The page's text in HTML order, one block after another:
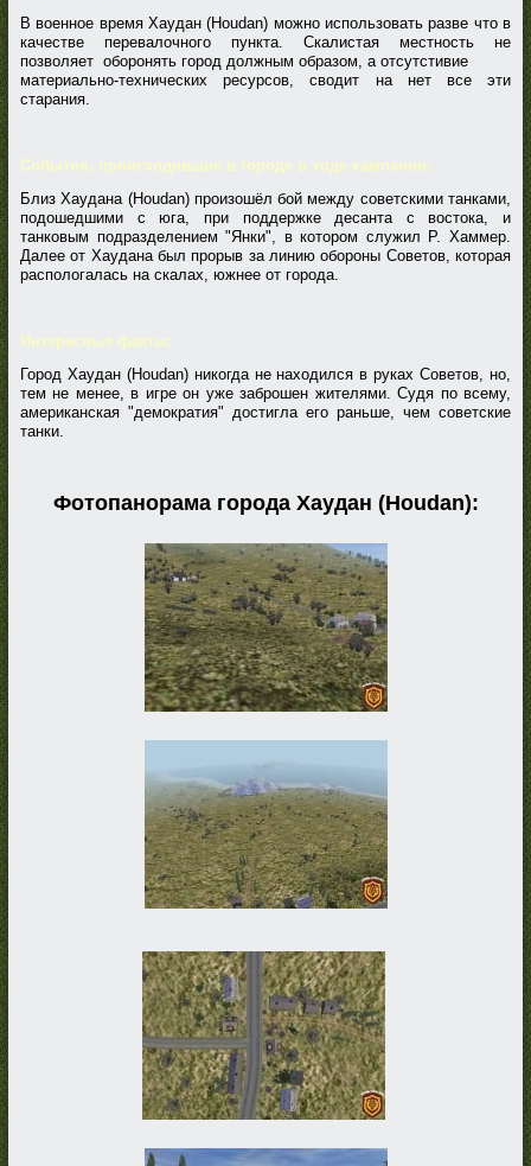
В военное время Хаудан (Houdan) можно использовать разве что в
качестве перевалочного пункта. Скалистая местность не
позволяет оборонять город должным образом, а отсутстивие
материально-технических ресурсов, сводит на нет все эти
старания.
События, происходившие в городе в ходе кампании:
Близ Хаудана (Houdan) произошёл бой между советскими танками,
подошедшими с юга, при поддержке десанта с востока, и
танковым подразделением "Янки", в котором служил Р. Хаммер.
Далее от Хаудана был прорыв за линию обороны Советов, которая
распологалась на скалах, южнее от города.
Интересные факты:
Город Хаудан (Houdan) никогда не находился в руках Советов, но,
тем не менее, в игре он уже заброшен жителями. Судя по всему,
американская "демократия" достигла его раньше, чем советские
танки.
Фотопанорама города Хаудан (Houdan):